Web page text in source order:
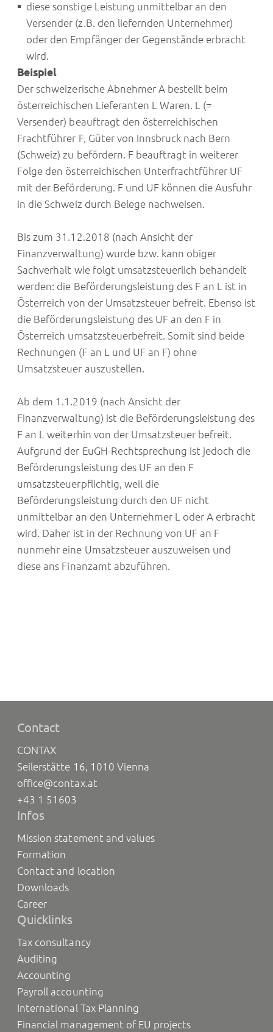
diese sonstige Leistung unmittelbar an den
Versender (z.B. den liefernden Unternehmer)
oder den Empfänger der Gegenstände erbracht
wird.
Beispiel
Der schweizerische Abnehmer A bestellt beim
österreichischen Lieferanten L Waren. L (=
Versender) beauftragt den österreichischen
Frachtführer F, Güter von Innsbruck nach Bern
(Schweiz) zu befördern. F beauftragt in weiterer
Folge den österreichischen Unterfrachtführer UF
mit der Beförderung. F und UF können die Ausfuhr
in die Schweiz durch Belege nachweisen.
Bis zum 31.12.2018 (nach Ansicht der
Finanzverwaltung) wurde bzw. kann obiger
Sachverhalt wie folgt umsatzsteuerlich behandelt
werden: die Beförderungsleistung des F an L ist in
Österreich von der Umsatzsteuer befreit. Ebenso ist
die Beförderungsleistung des UF an den F in
Österreich umsatzsteuerbefreit. Somit sind beide
Rechnungen (F an L und UF an F) ohne
Umsatzsteuer auszustellen.
Ab dem 1.1.2019 (nach Ansicht der
Finanzverwaltung) ist die Beförderungsleistung des
F an L weiterhin von der Umsatzsteuer befreit.
Aufgrund der EuGH-Rechtsprechung ist jedoch die
Beförderungsleistung des UF an den F
umsatzsteuerpflichtig, weil die
Beförderungsleistung durch den UF nicht
unmittelbar an den Unternehmer L oder A erbracht
wird. Daher ist in der Rechnung von UF an F
nunmehr eine Umsatzsteuer auszuweisen und
diese ans Finanzamt abzuführen.
Contact
CONTAX
Seilerstätte 16, 1010 Vienna
office@contax.at
+43 1 51603
Infos
Mission statement and values
Formation
Contact and location
Downloads
Career
Quicklinks
Tax consultancy
Auditing
Accounting
Payroll accounting
International Tax Planning
Financial management of EU projects